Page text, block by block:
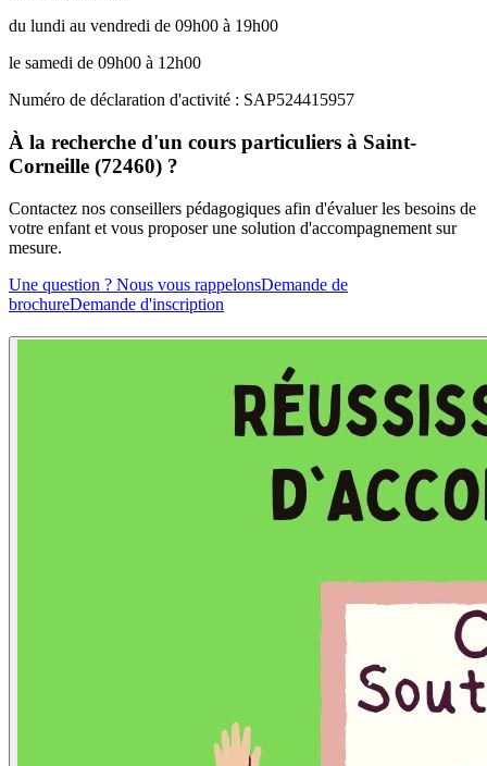
du lundi au vendredi de 09h00 à 19h00
le samedi de 09h00 à 12h00
Numéro de déclaration d'activité : SAP524415957
À la recherche d'un cours particuliers à Saint-
Corneille (72460) ?
Contactez nos conseillers pédagogiques afin d'évaluer les besoins de
votre enfant et vous proposer une solution d'accompagnement sur
mesure.
Une question ? Nous vous rappelonsDemande de
brochureDemande d'inscription